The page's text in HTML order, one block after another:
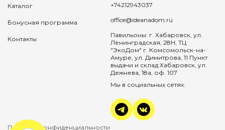
Каталог
Бонусная программа
Контакты
+74212943037
office@ideanadom.ru
Павильоны: г. Хабаровск, ул.
Ленинградская, 28Н, ТЦ
"ЭкоДом" г. Комсомольск-на-
Амуре, ул. Димитрова, 11 Пункт
выдачи и склад:Хабаровск, ул.
Дежнева, 18а, оф. 107
Мы в социальных сетях:
Политика конфиденциальности